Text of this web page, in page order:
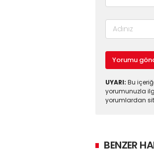
Yorumu
UYARI: Bu
yorumunuzla
yorumlardan
BENZER